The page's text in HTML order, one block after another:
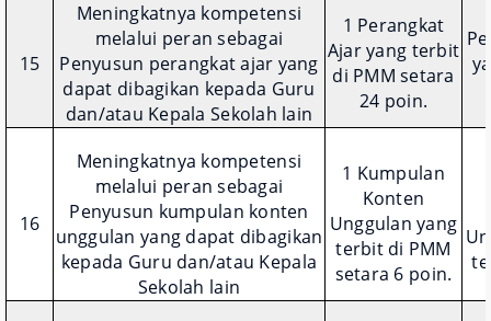
15
Meningkatnya kompetensi
melalui peran sebagai
Penyusun perangkat ajar yang
dapat dibagikan kepada Guru
dan/atau Kepala Sekolah lain
1 Perangkat
Ajar yang terbit
di PMM setara
24 poin.
16
Meningkatnya kompetensi
melalui peran sebagai
Penyusun kumpulan konten
unggulan yang dapat dibagikan
kepada Guru dan/atau Kepala
Sekolah lain
1 Kumpulan
Konten
Unggulan yang
terbit di PMM
setara 6 poin.